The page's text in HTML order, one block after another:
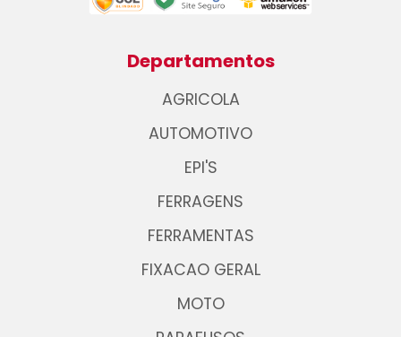
Departamentos
AGRICOLA
AUTOMOTIVO
EPI'S
FERRAGENS
FERRAMENTAS
FIXACAO GERAL
MOTO